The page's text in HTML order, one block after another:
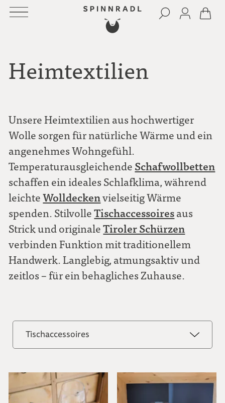
Heimtextilien
Unsere Heimtextilien aus hochwertiger
Wolle sorgen für natürliche Wärme und ein
angenehmes Wohngefühl.
Temperaturausgleichende Schafwollbetten
schaffen ein ideales Schlafklima, während
leichteWolldeckenvielseitig Wärme
spenden. StilvolleTischaccessoiresaus
Strick und originaleTiroler Schürzen
verbinden Funktion mit traditionellem
Handwerk. Langlebig, atmungsaktiv und
zeitlos – für ein behagliches Zuhause.
Tischaccessoires
Wohnaccessoires